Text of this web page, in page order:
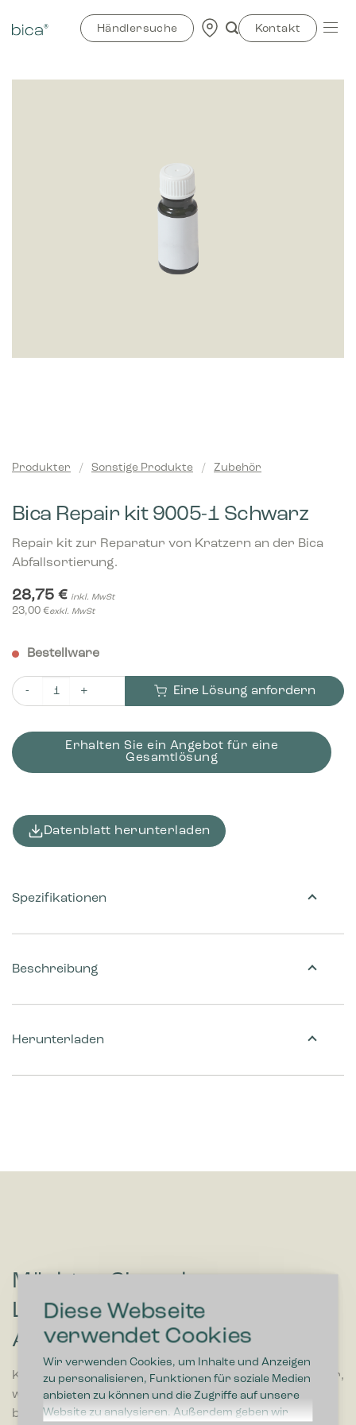
Diese Webseite
verwendet Cookies
Wir verwenden Cookies, um Inhalte und Anzeigen
zu personalisieren, Funktionen für soziale Medien
anbieten zu können und die Zugriffe auf unsere
Website zu analysieren. Außerdem geben wir
Inhalt
Händlersuche Kontakt
Produkter / Sonstige Produkte / Zubehör
Bica Repair kit 9005-1 Schwarz
Repair kit zur Reparatur von Kratzern an der Bica
Abfallsortierung.
28,75 € inkl. MwSt
23,00 €exkl. MwSt
Bestellware
Bica Repair kit 9005-1 Schwarz Menge
Eine Lösung anfordern
Erhalten Sie ein Angebot für eine
Gesamtlösung
Datenblatt herunterladen
Beschreibung
Herunterladen
Spezifikationen
Möchten Sie mehr zu
Lösungen hören, die die
Abfalltrennung vereinfachen?
Kontaktieren Sie uns und erfahren Sie mehr darüber,
wie wir Ihrem Unternehmen helfen können. Wir
beraten Sie stets kostenlos bei der Auswahl einer